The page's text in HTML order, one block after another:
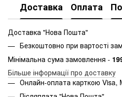
Доставка Оплата
Доставка "Нова Пошта"
Безкоштовно при вартості
Мінімальна сума замовлення -
Більше інформації про доставку
Онлайн-оплата карткою Visa,